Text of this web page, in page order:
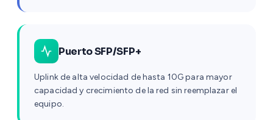
Puerto SFP/SFP+
Uplink de alta velocidad de hasta 10G para mayor
capacidad y crecimiento de la red sin reemplazar el
equipo.